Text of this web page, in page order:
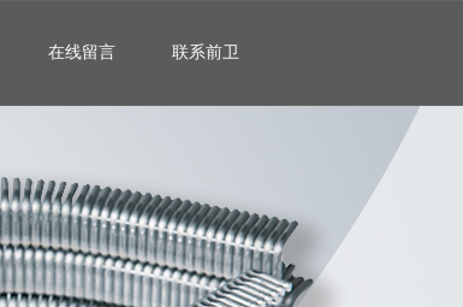
在线留言 联系前卫